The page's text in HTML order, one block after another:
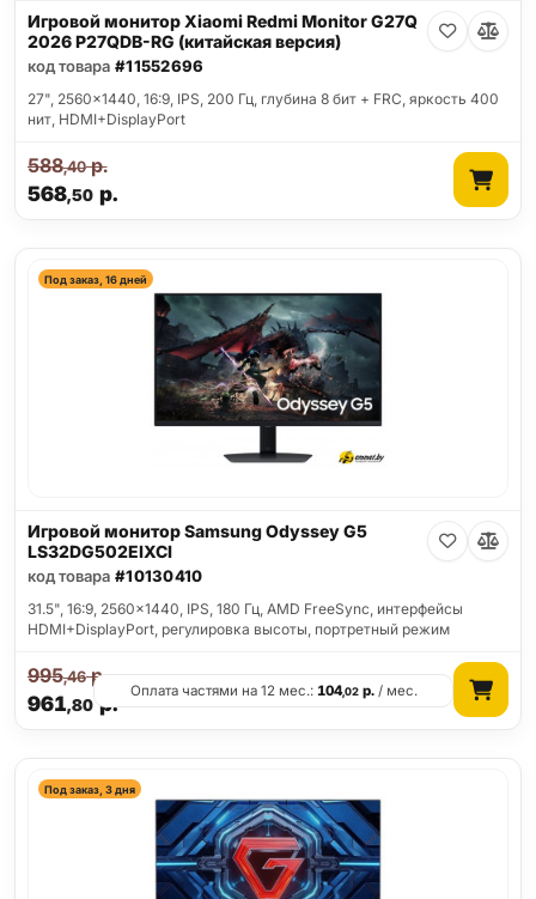
Игровой монитор Xiaomi Redmi Monitor G27Q
2026 P27QDB-RG (китайская версия)
код товара #11552696
27", 2560x1440, 16:9, IPS, 200 Гц, глубина 8 бит + FRC, яркость 400
нит, HDMI+DisplayPort
568,50р.
588,40р.
Под заказ, 16 дней
Игровой монитор Samsung Odyssey G5
LS32DG502EIXCI
код товара #10130410
31.5", 16:9, 2560x1440, IPS, 180 Гц, AMD FreeSync, интерфейсы
HDMI+DisplayPort, регулировка высоты, портретный режим
961,80р.
995,46р.
Оплата частями на 12 мес.: 104,02р./ мес.
Под заказ, 3 дня